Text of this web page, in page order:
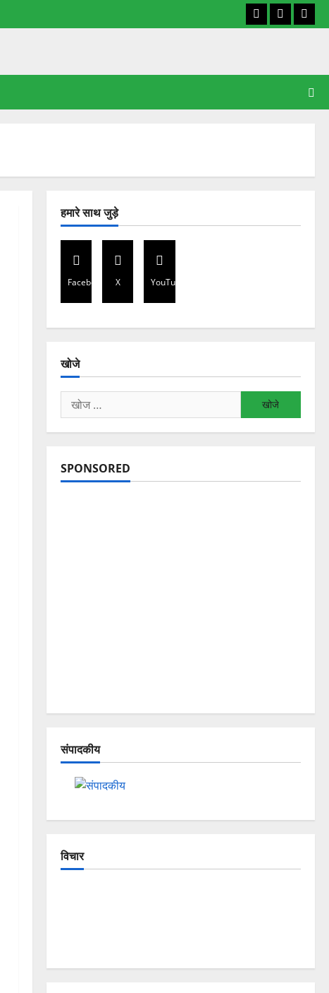
Facebook
X
हमारे साथ जुड़े
Facebook X YouTube
खोजे
निम्न
को
खोजें:
SPONSORED
संपादकीय
विचार